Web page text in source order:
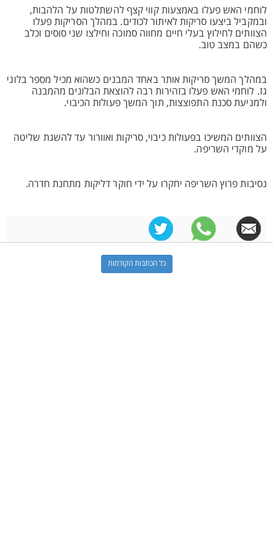
לוחמי האש פעלו באמצעות קווי קצף להשתלטות על הלהבות,
ובמקביל ביצעו סריקות לאיתור לכודים. במהלך הסריקות פעלו
הצוותים לחילוץ בעלי חיים מחווה סמוכה וחילצו שני סוסים וכלב
כשהם במצב טוב.
במהלך המשך סריקות אותר באחד המבנים כשהוא מכיל מספר בלוני
גז. לוחמי האש פעלו בזהירות רבה להוצאת הבלונים מהמבנה
ולמניעת סכנת התפוצצות, תוך המשך פעולות הכיבוי.
הצוותים המשיכו בפעולות כיבוי, סריקות ואוורור עד להשגת שליטה
על מוקדי השריפה.
נסיבות פרוץ השריפה יחקרו על ידי חוקר דליקות מתחנת חדרה.
כל הכתבות הקודמות